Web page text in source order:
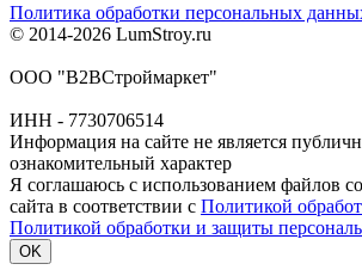
Политика обработки персональных
© 2014-2026 LumStroy.ru
ООО "В2ВСтроймаркет"
ИНН - 7730706514
Информация на сайте не является
ознакомительный характер
Я соглашаюсь с использованием файлов
сайта в соответствии с Политикой
Политикой обработки и защиты
OK